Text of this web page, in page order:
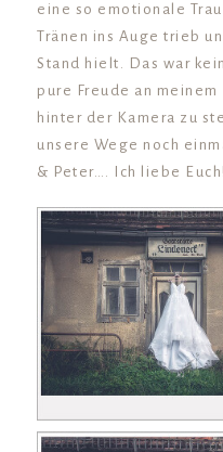
eine so emotionale
Tränen ins Auge trieb
Stand hielt. Das war
pure Freude an
hinter der Kamera zu
unsere Wege noch
& Peter…. Ich liebe